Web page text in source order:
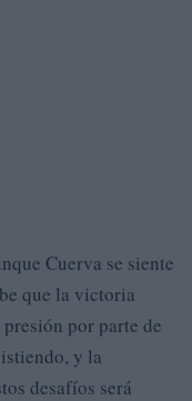
Cuerva se siente
que la victoria
por parte de
y la
desafíos será